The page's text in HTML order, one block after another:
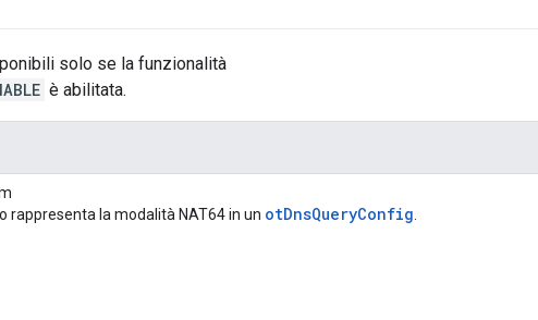
solo se la funzionalità
è abilitata.
rappresenta la modalità NAT64 in un otDnsQueryConfig